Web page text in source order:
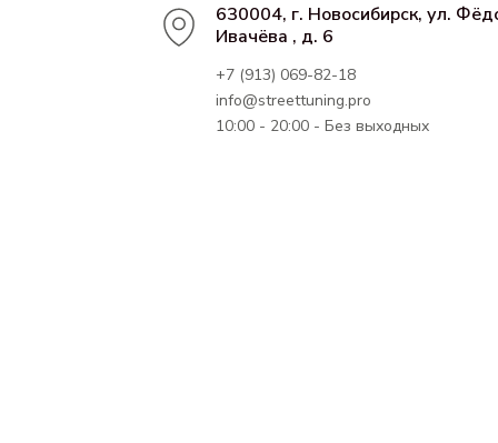
630004, г. Новосибирск, ул.
Ивачёва , д. 6
+7 (913) 069-82-18
info@streettuning.pro
10:00 - 20:00 - Без выходных